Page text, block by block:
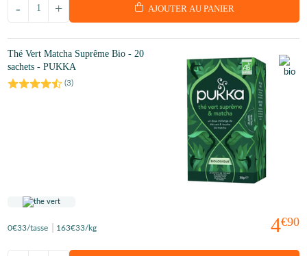
+
- AJOUTER AU PANIER
Thé Vert Matcha Suprême Bio - 20
sachets - PUKKA
(3)
4€90
0€33/tasse 163€33/kg